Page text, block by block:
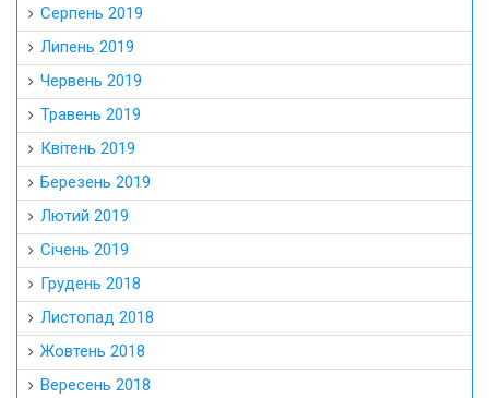
Серпень 2019
Липень 2019
Червень 2019
Травень 2019
Квітень 2019
Березень 2019
Лютий 2019
Січень 2019
Грудень 2018
Листопад 2018
Жовтень 2018
Вересень 2018